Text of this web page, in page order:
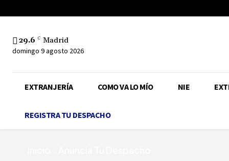
29.6 C Madrid
domingo 9 agosto 2026
EXTRANJERÍA COMO VA LO MÍO NIE
REGISTRA TU DESPACHO